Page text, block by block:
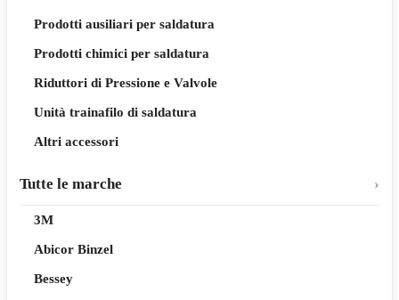
Prodotti ausiliari per saldatura
Prodotti chimici per saldatura
Riduttori di Pressione e Valvole
Unità trainafilo di saldatura
Altri accessori
Tutte le marche
3M
Abicor Binzel
Bessey